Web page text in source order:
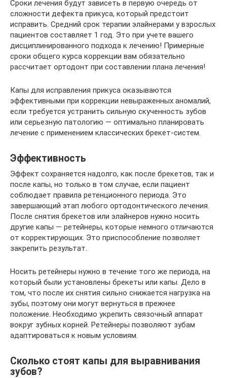
Сроки лечения будут зависеть в первую очередь от
сложности дефекта прикуса, который предстоит
исправить. Средний срок терапии элайнерами у взрослых
пациентов составляет 1 год. Это при учете вашего
дисциплинированного подхода к лечению! Примерные
сроки общего курса коррекции вам обязательно
рассчитает ортодонт при составлении плана лечения!
Капы для исправления прикуса оказываются
эффективными при коррекции невыраженных аномалий,
если требуется устранить сильную скученность зубов
или серьезную патологию — оптимально планировать
лечение с применением классических брекет-систем.
Эффективность
Эффект сохраняется надолго, как после брекетов, так и
после капы, но только в том случае, если пациент
соблюдает правила ретенционного периода. Это
завершающий этап любого ортодонтического лечения.
После снятия брекетов или элайнеров нужно носить
другие капы — ретейнеры, которые немного отличаются
от корректирующих. Это приспособление позволяет
закрепить результат.
Носить ретейнеры нужно в течение того же периода, на
который были установлены брекеты или капы. Дело в
том, что после их снятия сильно снижается нагрузка на
зубы, поэтому они могут вернуться в прежнее
положение. Необходимо укрепить связочный аппарат
вокруг зубных корней. Ретейнеры позволяют зубам
адаптироваться к новым условиям.
Сколько стоят капы для выравнивания
зубов?